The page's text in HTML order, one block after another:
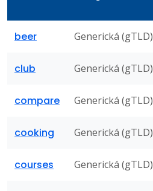
beer Generická (gTLD)
club Generická (gTLD)
compare Generická (gTLD)
cooking Generická (gTLD)
courses Generická (gTLD)